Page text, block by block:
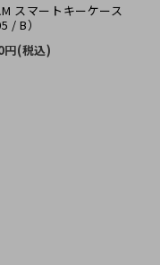
レゼントが気に入
。
スマートキーケース
/ B）
(税込)